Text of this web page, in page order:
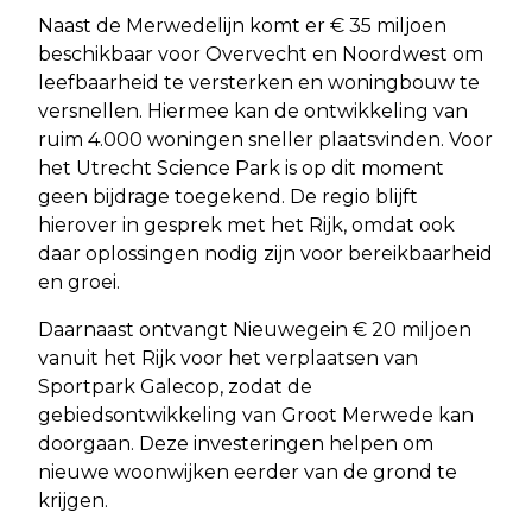
Naast de Merwedelijn komt er € 35 miljoen
beschikbaar voor Overvecht en Noordwest om
leefbaarheid te versterken en woningbouw te
versnellen. Hiermee kan de ontwikkeling van
ruim 4.000 woningen sneller plaatsvinden. Voor
het Utrecht Science Park is op dit moment
geen bijdrage toegekend. De regio blijft
hierover in gesprek met het Rijk, omdat ook
daar oplossingen nodig zijn voor bereikbaarheid
en groei.
Daarnaast ontvangt Nieuwegein € 20 miljoen
vanuit het Rijk voor het verplaatsen van
Sportpark Galecop, zodat de
gebiedsontwikkeling van Groot Merwede kan
doorgaan. Deze investeringen helpen om
nieuwe woonwijken eerder van de grond te
krijgen.